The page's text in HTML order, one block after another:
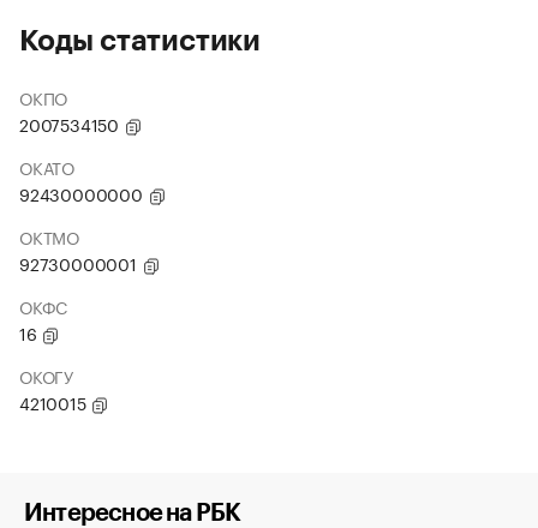
Коды статистики
ОКПО
2007534150
ОКАТО
92430000000
ОКТМО
92730000001
ОКФС
16
ОКОГУ
4210015
Интересное на РБК